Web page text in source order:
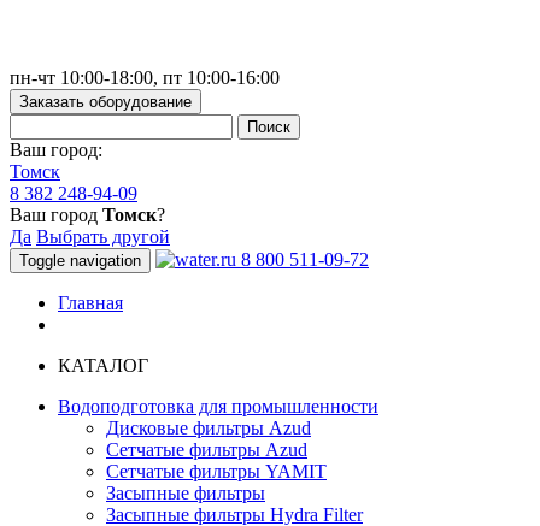
пн-чт 10:00-18:00, пт 10:00-16:00
Заказать оборудование
Ваш город:
Томск
8 382 248-94-09
Ваш город Томск?
Да Выбрать другой
Toggle navigation 8 800 511-09-72
Главная
КАТАЛОГ
Водоподготовка для промышленности
Дисковые фильтры Azud
Сетчатые фильтры Azud
Сетчатые фильтры YAMIT
Засыпные фильтры
Засыпные фильтры Hydra Filter